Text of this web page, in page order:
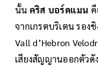
นั้น คริส บอร์ดแมน
จากเกรตบริเตน รอ
Vall d’Hebron
เสียงสัญญานออกตัวดั